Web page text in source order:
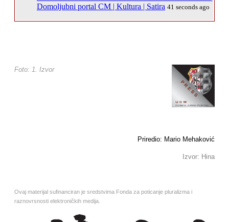
Domoljubni portal CM | Kultura | Satira 41 seconds ago
Foto: 1. Izvor
Priredio: Mario Mehaković
Izvor: Hina
Ovaj materijal sufinanciran je sredstvima Fonda za poticanje pluralizma i
raznovrsnosti elektroničkih medija.